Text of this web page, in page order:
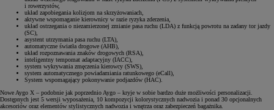
i rowerzystów,
układ zapobiegania kolizjom na skrzyżowaniach,
aktywne wspomaganie kierownicy w razie ryzyka zderzenia,
układ ostrzegania o niezamierzonej zmianie pasa ruchu (LDA) z funkcją powrotu na zadany tor jazdy
(SC),
asystent utrzymania pasa ruchu (LTA),
automatyczne światła drogowe (AHB),
układ rozpoznawania znaków drogowych (RSA),
inteligentny tempomat adaptacyjny (IACC),
system wykrywania zmęczenia kierowcy (SWS),
system automatycznego powiadamiania ratunkowego (eCall),
System wspomagający pokonywanie podjazdów (HAC).
Nowe Aygo X – podobnie jak poprzednio Aygo – kryje w sobie bardzo duże możliwości personalizacji.
Dostępnych jest 5 wersji wyposażenia, 10 kompozycji kolorystycznych nadwozia i ponad 30 opcjonalnych
akcesoriów oraz elementów stylistycznych nadwozia i wnętrza oraz zabezpieczeń bagażnika.